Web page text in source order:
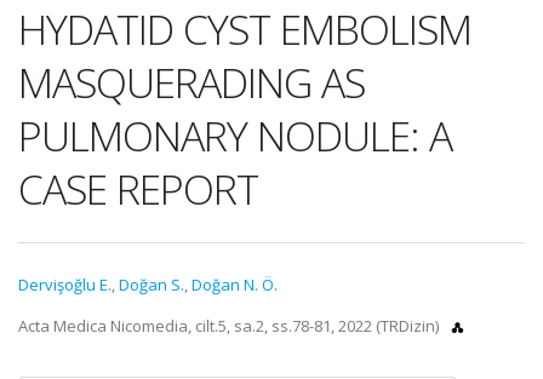
HYDATID CYST EMBOLISM
MASQUERADING AS
PULMONARY NODULE: A
CASE REPORT
Dervişoğlu E.,Doğan S.,Doğan N. Ö.
Acta Medica Nicomedia, cilt.5, sa.2, ss.78-81, 2022 (TRDizin)